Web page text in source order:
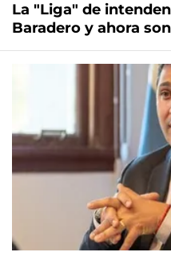
La "Liga" de
Baradero y ahora